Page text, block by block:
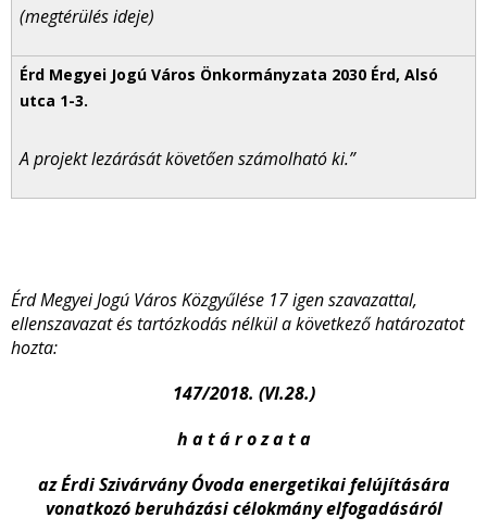
(megtérülés ideje)
A projekt lezárását követően számolható ki.”
Érd Megyei Jogú Város Közgyűlése 17 igen szavazattal,
ellenszavazat és tartózkodás nélkül a következő határozatot
hozta:
147/2018. (VI.28.)
h a t á r o z a t a
az Érdi Szivárvány Óvoda energetikai felújítására
vonatkozó beruházási célokmány elfogadásáról